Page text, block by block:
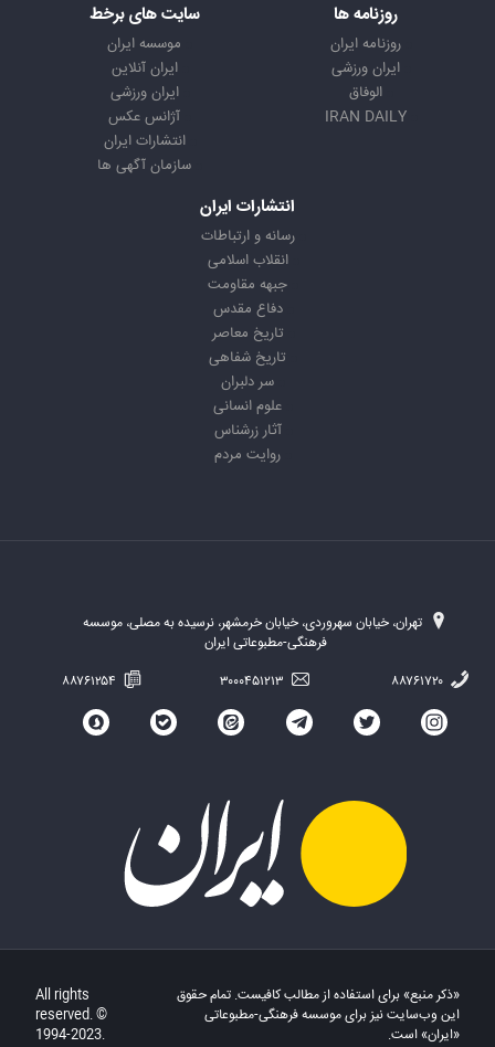
روزنامه ها
روزنامه ایران
ایران ورزشی
الوفاق
IRAN DAILY
سایت های برخط
موسسه ایران
ایران آنلاین
ایران ورزشی
آژانس عکس
انتشارات ایران
سازمان آگهی ها
انتشارات ایران
رسانه و ارتباطات
انقلاب اسلامی
جبهه مقاومت
دفاع مقدس
تاریخ معاصر
تاریخ شفاهی
سر دلبران
علوم انسانی
آثار زرشناس
روایت مردم
تهران، خیابان سهروردی، خیابان خرمشهر، نرسیده به مصلی، موسسه
فرهنگی-مطبوعاتی ایران
«ذکر منبع» برای استفاده از مطالب کافیست. تمام حقوق
این وب‌سایت نیز برای موسسه فرهنگی-مطبوعاتی
«ایران» است.
All rights
reserved. ©
1994-2023.